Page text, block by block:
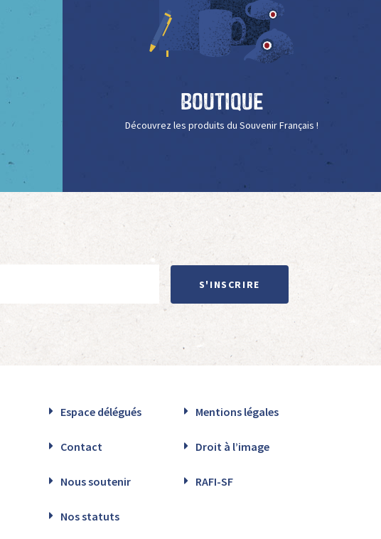
Boutique
Découvrez les produits du Souvenir Français !
S'INSCRIRE
Espace délégués Mentions légales
Contact Droit à l’image
Nous soutenir RAFI-SF
Nos statuts